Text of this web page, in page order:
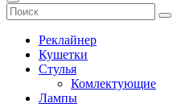
Реклайнер
Кушетки
Стулья
Комлектующие
Лампы